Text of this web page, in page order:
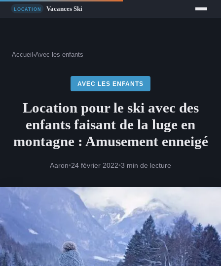
Accueil ›Avec les enfants
AVEC LES ENFANTS
Location pour le ski avec des
enfants faisant de la luge en
montagne : Amusement enneigé
Aaron•24 février 2022•3 min de lecture